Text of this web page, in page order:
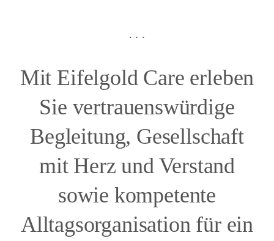
. . .
Mit Eifelgold Care erleben
Sie vertrauenswürdige
Begleitung, Gesellschaft
mit Herz und Verstand
sowie kompetente
Alltagsorganisation für ein